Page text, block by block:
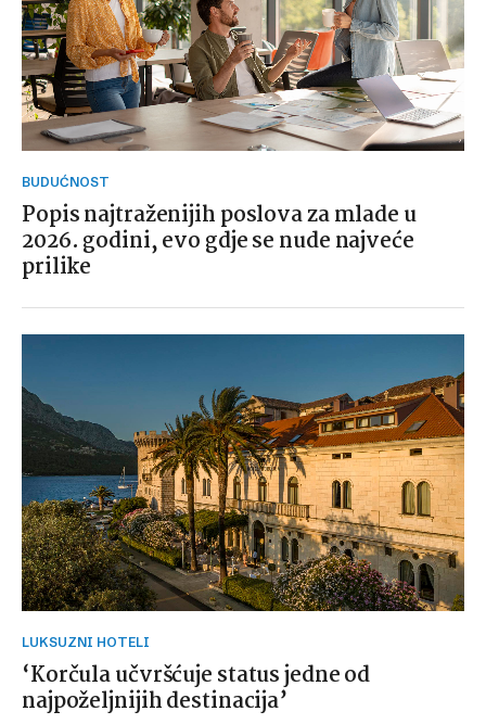
BUDUĆNOST
Popis najtraženijih poslova za mlade u
2026. godini, evo gdje se nude najveće
prilike
LUKSUZNI HOTELI
‘Korčula učvršćuje status jedne od
najpoželjnijih destinacija’